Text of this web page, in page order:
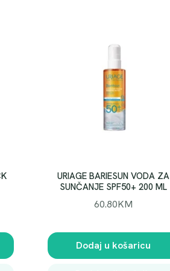
URIAGE BARIESUN VODA ZA
SUNČANJE SPF50+ 200 ML
60.80KM
Dodaj u košaricu